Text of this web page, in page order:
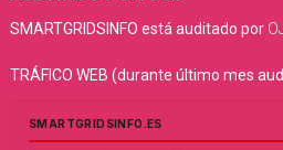
SMARTGRIDSINFO está auditado por
TRÁFICO WEB (durante último mes